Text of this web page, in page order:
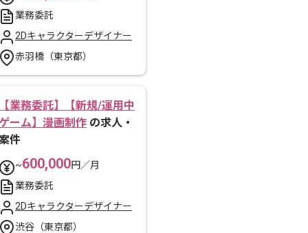
業務委託
2Dキャラクターデザイナー
赤羽橋（東京都）
業務委託】【新規/運用中
ーム】漫画制作 の求人・
件
~600,000円／月
業務委託
2Dキャラクターデザイナー
渋谷（東京都）